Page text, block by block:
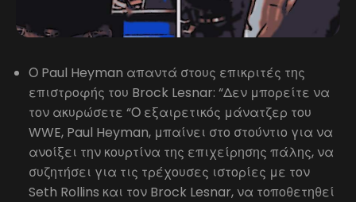
Ο Paul Heyman απαντά στους επικριτές της
επιστροφής του Brock Lesnar: “Δεν μπορείτε να
τον ακυρώσετε “Ο εξαιρετικός μάνατζερ του
WWE, Paul Heyman, μπαίνει στο στούντιο για να
ανοίξει την κουρτίνα της επιχείρησης πάλης, να
συζητήσει για τις τρέχουσες ιστορίες με τον
Seth Rollins και τον Brock Lesnar, να τοποθετηθεί